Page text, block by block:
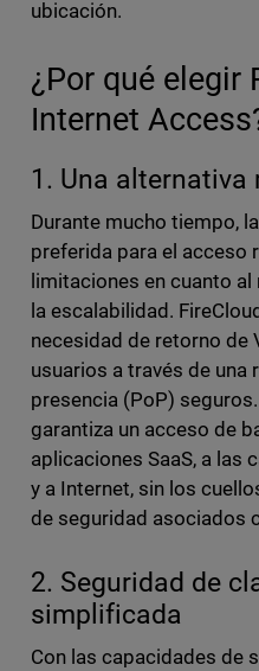
ubicación.
¿Por qué elegir
Internet
1. Una alternativa
Durante mucho tiempo,
preferida para el acceso
limitaciones en cuanto
la escalabilidad.
necesidad de retorno de
usuarios a través de una
presencia (PoP)
garantiza un acceso de
aplicaciones SaaS, a las
y a Internet, sin los
de seguridad asociados
2. Seguridad de
simplificada
Con las capacidades de